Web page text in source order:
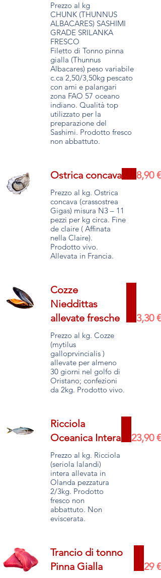
Prezzo al kg
CHUNK (THUNNUS
ALBACARES) SASHIMI
GRADE SRILANKA
FRESCO
Filetto di Tonno pinna
gialla (Thunnus
Albacares) peso variabile
c.ca 2,50/3,50kg pescato
con ami e palangari
zona FAO 57 oceano
indiano. Qualità top
utilizzato per la
preparazione del
Sashimi. Prodotto fresco
Ostrica concava
Prezzo al kg. Ostrica
concava (crassostrea
Gigas) misura N3 – 11
pezzi per kg circa. Fine
de claire ( Affinata
nella Claire).
Prodotto vivo.
8,90 €
Cozze
Nieddittas
allevate fresche
Prezzo al kg. Cozze
(mytilus
galloprvincialis )
allevate per almeno
30 giorni nel golfo di
Oristano; confezioni
da 2kg. Prodotto vivo.
3,30 €
Ricciola
Oceanica Intera
Prezzo al kg. Ricciola
(seriola lalandi)
intera allevata in
Olanda pezzatura
2/3kg. Prodotto
fresco non
abbattuto. Non
23,90 €
Trancio di tonno
Pinna Gialla
29 €